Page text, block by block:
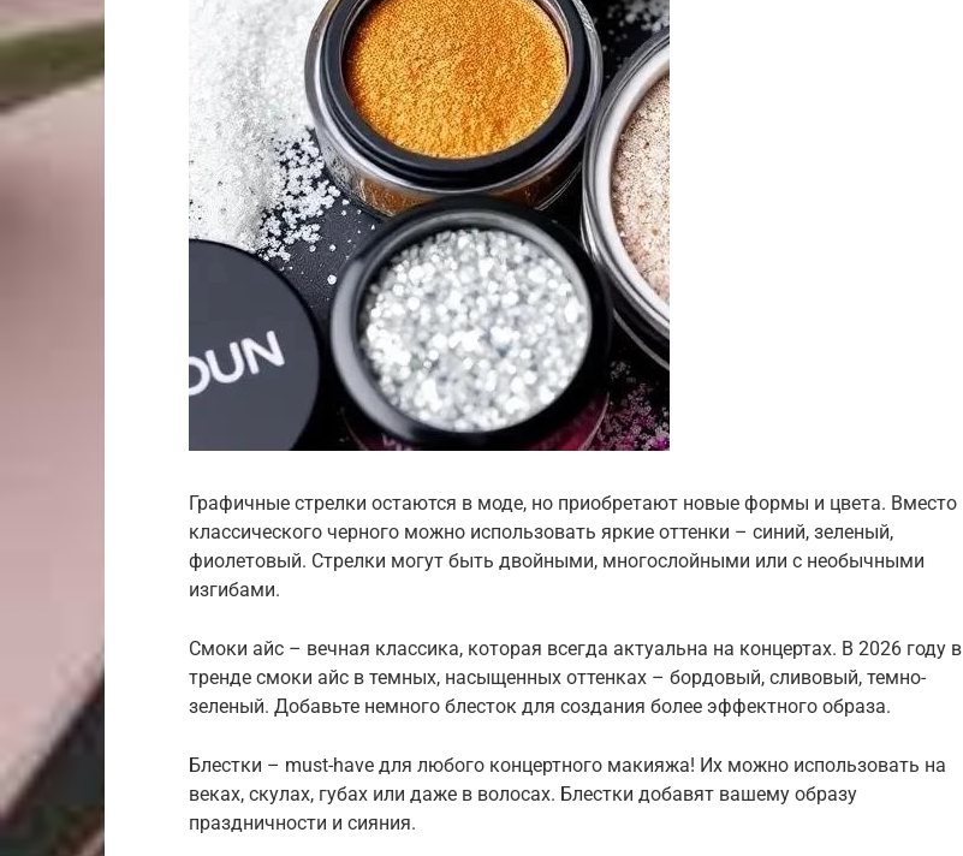
Графичные стрелки остаются в моде, но приобретают новые формы и цвета. Вместо
классического черного можно использовать яркие оттенки – синий, зеленый,
фиолетовый. Стрелки могут быть двойными, многослойными или с необычными
изгибами.
Смоки айс – вечная классика, которая всегда актуальна на концертах. В 2026 году в
тренде смоки айс в темных, насыщенных оттенках – бордовый, сливовый, темно-
зеленый. Добавьте немного блесток для создания более эффектного образа.
Блестки – must-have для любого концертного макияжа! Их можно использовать на
веках, скулах, губах или даже в волосах. Блестки добавят вашему образу
праздничности и сияния.